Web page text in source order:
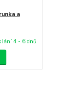
a
4 - 6 dnů